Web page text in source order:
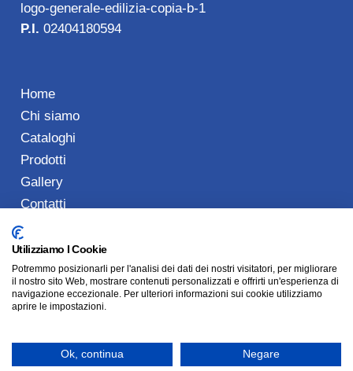
logo-generale-edilizia-copia-b-1
P.I. 02404180594
Home
Chi siamo
Cataloghi
Prodotti
Gallery
Contatti
Tel: 0773 489901
Cell: +39.392 1560773
Via Epitaffio, 43 – Latina – 04100 – LT
Utilizziamo I Cookie
Potremmo posizionarli per l'analisi dei dati dei nostri visitatori, per migliorare
il nostro sito Web, mostrare contenuti personalizzati e offrirti un'esperienza di
navigazione eccezionale. Per ulteriori informazioni sui cookie utilizziamo
aprire le impostazioni.
Ok, continua Negare